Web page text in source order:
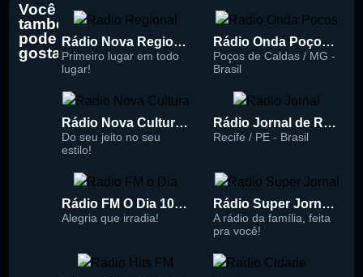
Você
também
pode
gostar
Rádio Nova Regional 91.5 FM
Primeiro lugar em todo
lugar!
Rádio Onda Poços 96.7 FM
Poços de Caldas / MG -
Brasil
Rádio Nova Cultura 93.1 FM
Do seu jeito no seu
estilo!
Rádio Jornal de Recife 90.3 FM
Recife / PE - Brasil
Rádio FM O Dia 100.5
Alegria que irradia!
Rádio Super Jornal 105.7 FM
A rádio da família, feita
pra você!